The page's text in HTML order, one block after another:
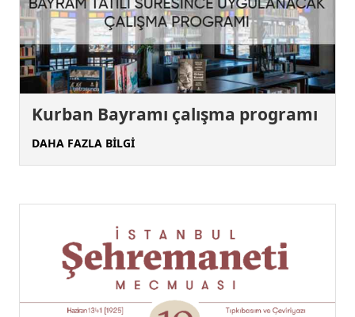
Kurban Bayramı çalışma programı
DAHA FAZLA BİLGİ